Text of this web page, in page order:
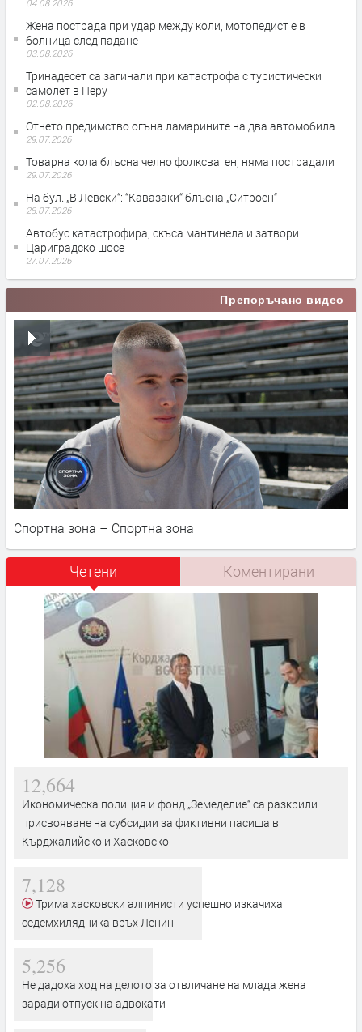
04.08.2026
Жена пострада при удар между коли, мотопедист е в
болница след падане
03.08.2026
Тринадесет са загинали при катастрофа с туристически
самолет в Перу
02.08.2026
Отнето предимство огъна ламарините на два автомобила
29.07.2026
Товарна кола блъсна челно фолксваген, няма пострадали
29.07.2026
На бул. „В.Левски“: “Кавазаки“ блъсна „Ситроен“
28.07.2026
Автобус катастрофира, скъса мантинела и затвори
Цариградско шосе
27.07.2026
Препоръчано видео
Спортна зона – Спортна зона
Четени Коментирани
12,664
Икономическа полиция и фонд „Земеделие“ са разкрили
присвояване на субсидии за фиктивни пасища в
Кърджалийско и Хасковско
7,128
седемхилядника връх Ленин
5,256
Не дадоха ход на делото за отвличане на млада жена
заради отпуск на адвокати